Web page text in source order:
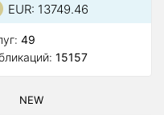
EUR: 13749.46
49
15157
NEW